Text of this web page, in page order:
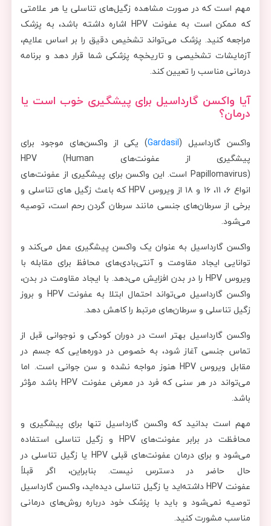
مهم است که در صورت مشاهده زگیل‌های تناسلی یا هر علامتی
که ممکن است به عفونت HPV اشاره داشته باشد، به پزشک
مراجعه کنید. پزشک می‌تواند تشخیص دقیق را بر اساس علایم،
آزمایشات تشخیصی و تاریخچه پزشکی شما قرار دهد و برنامه
درمانی مناسب را تعیین کند.
آیا واکسن گارداسیل برای پیشگیری خوب است یا
درمان؟
واکسن گارداسیل (Gardasil) یکی از واکسن‌های موجود برای
پیشگیری از عفونت‌های HPV (Human
Papillomavirus) است. این واکسن برای پیشگیری از عفونت‌های
انواع ۶، ۱۱، ۱۶ و ۱۸ از ویروس HPV که باعث زگیل های تناسلی و
برخی از سرطان‌های جنسی مانند سرطان گردن رحم است، توصیه
می‌شود.
واکسن گارداسیل به عنوان یک واکسن پیشگیری عمل می‌کند و
توانایی ایجاد مقاومت و آنتی‌بادی‌های محافظ برای مقابله با
ویروس HPV را در بدن افزایش می‌دهد. با ایجاد مقاومت در بدن،
واکسن گارداسیل می‌تواند احتمال ابتلا به عفونت HPV و بروز
زگیل تناسلی و سرطان‌های مرتبط را کاهش دهد.
واکسن گارداسیل بهتر است در دوران کودکی و نوجوانی قبل از
تماس جنسی آغاز شود، به خصوص در دوره‌هایی که جسم در
مقابل ویروس HPV هنوز مواجه نشده و سن جوانی است. اما
می‌تواند در هر سنی که فرد در معرض عفونت HPV باشد مؤثر
باشد.
مهم است بدانید که واکسن گارداسیل تنها برای پیشگیری و
محافظت در برابر عفونت‌های HPV و زگیل تناسلی استفاده
می‌شود و برای درمان عفونت‌های قبلی HPV یا زگیل تناسلی در
حال حاضر در دسترس نیست. بنابراین، اگر قبلاً
عفونت HPV داشته‌اید یا زگیل تناسلی دیده‌اید، واکسن گارداسیل
توصیه نمی‌شود و باید با پزشک خود درباره روش‌های درمانی
مناسب مشورت کنید.